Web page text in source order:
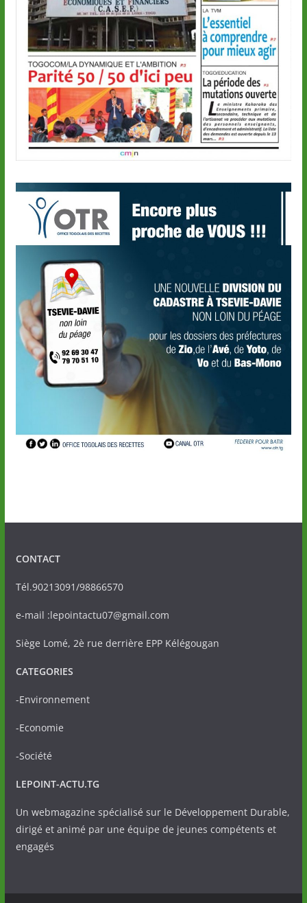
CONTACT
Tél.90213091/98866570
e-mail :lepointactu07@gmail.com
Siège Lomé, 2è rue derrière EPP Kélégougan
CATEGORIES
-Environnement
-Economie
-Société
LEPOINT-ACTU.TG
Un webmagazine spécialisé sur le Développement Durable,
dirigé et animé par une équipe de jeunes compétents et
engagés